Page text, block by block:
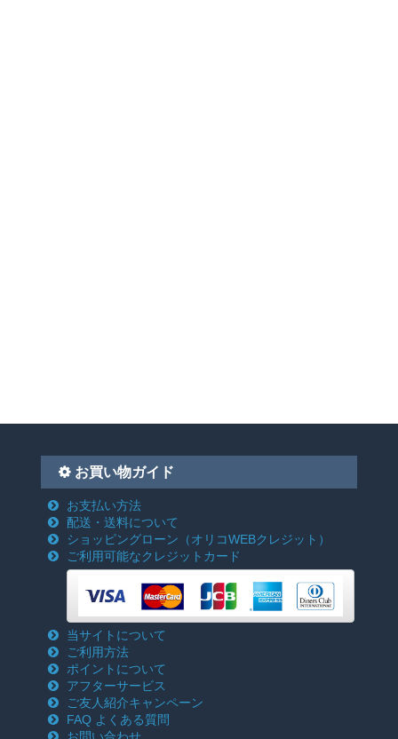
お買い物ガイド
お支払い方法
配送・送料について
ショッピングローン （オリコWEBクレジット）
ご利用可能なクレジットカード
当サイトについて
ご利用方法
ポイントについて
アフターサービス
ご友人紹介キャンペーン
FAQ よくある質問